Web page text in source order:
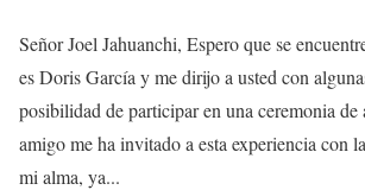
Señor Joel Jahuanchi, Espero que se
es Doris García y me dirijo a usted con
posibilidad de participar en una ceremonia de
amigo me ha invitado a esta experiencia con
mi alma, ya...